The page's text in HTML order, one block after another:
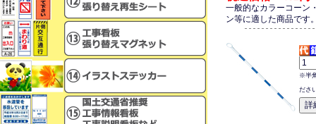
一般的なカラーコーン
ン等に適した商品です
※半
ださ